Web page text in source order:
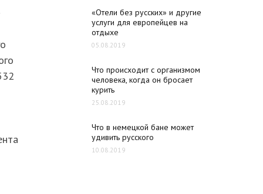
«Отели без русских» и другие
услуги для европейцев на
отдыхе
05.08.2019
Что происходит с организмом
человека, когда он бросает
курить
25.08.2019
Что в немецкой бане может
удивить русского
10.08.2019